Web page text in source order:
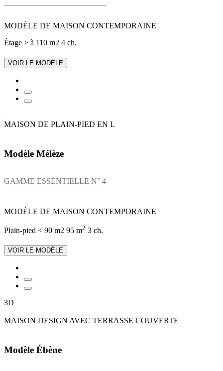
MODÈLE DE MAISON CONTEMPORAINE
Étage > à 110 m2 4 ch.
VOIR LE MODÈLE
MAISON DE PLAIN-PIED EN L
Modèle Mélèze
GAMME ESSENTIELLE N° 4
MODÈLE DE MAISON CONTEMPORAINE
Plain-pied < 90 m2 95 m2 3 ch.
VOIR LE MODÈLE
3D
MAISON DESIGN AVEC TERRASSE COUVERTE
Modèle Ébène